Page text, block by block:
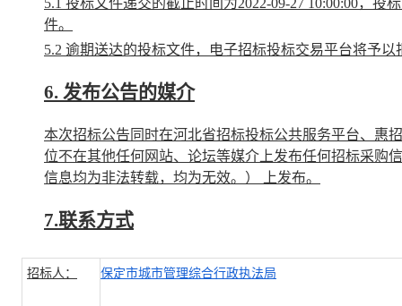
5.1 投标文件递交的截止时间为2022-09-27 10:00:00，投
件。
5.2 逾期送达的投标文件，电子招标投标交易平台将予以
6. 发布公告的媒介
本次招标公告同时在河北省招标投标公共服务平台、惠
位不在其他任何网站、论坛等媒介上发布任何招标采购
信息均为非法转载，均为无效。）
上发布。
7.联系方式
招标人： 保定市城市管理综合行政执法局